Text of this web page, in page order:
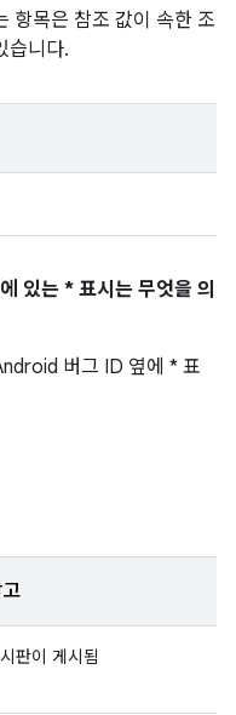
항목은 참조 값이 속한 조
습니다.
있는 * 표시는 무엇을 의
버그 ID 옆에 * 표
판이 게시됨